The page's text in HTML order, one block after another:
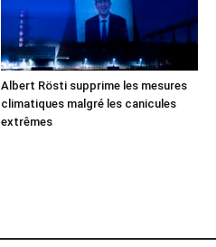
Albert Rösti supprime les mesures
climatiques malgré les canicules
extrêmes